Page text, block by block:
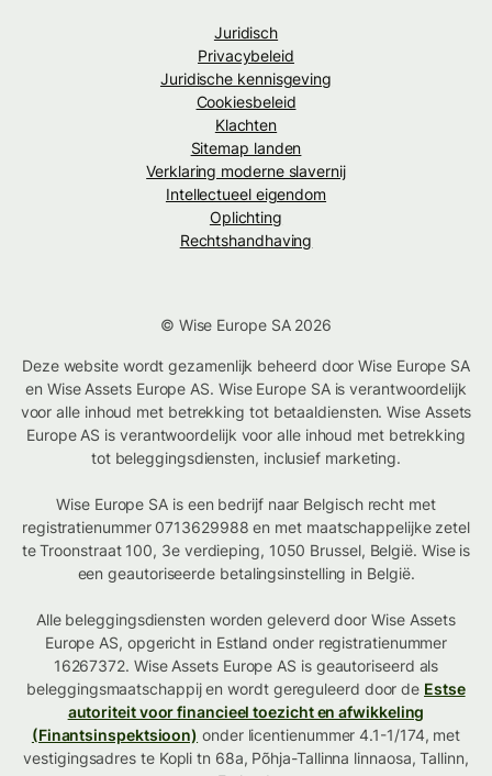
Juridisch
Privacybeleid
Juridische kennisgeving
Cookiesbeleid
Klachten
Sitemap landen
Verklaring moderne slavernij
Intellectueel eigendom
Oplichting
Rechtshandhaving
© Wise Europe SA 2026
Deze website wordt gezamenlijk beheerd door Wise Europe SA
en Wise Assets Europe AS. Wise Europe SA is verantwoordelijk
voor alle inhoud met betrekking tot betaaldiensten. Wise Assets
Europe AS is verantwoordelijk voor alle inhoud met betrekking
tot beleggingsdiensten, inclusief marketing.
Wise Europe SA is een bedrijf naar Belgisch recht met
registratienummer 0713629988 en met maatschappelijke zetel
te Troonstraat 100, 3e verdieping, 1050 Brussel, België. Wise is
een geautoriseerde betalingsinstelling in België.
Alle beleggingsdiensten worden geleverd door Wise Assets
Europe AS, opgericht in Estland onder registratienummer
16267372. Wise Assets Europe AS is geautoriseerd als
beleggingsmaatschappij en wordt gereguleerd door de Estse
autoriteit voor financieel toezicht en afwikkeling
(Finantsinspektsioon) onder licentienummer 4.1-1/174, met
vestigingsadres te Kopli tn 68a, Põhja-Tallinna linnaosa, Tallinn,